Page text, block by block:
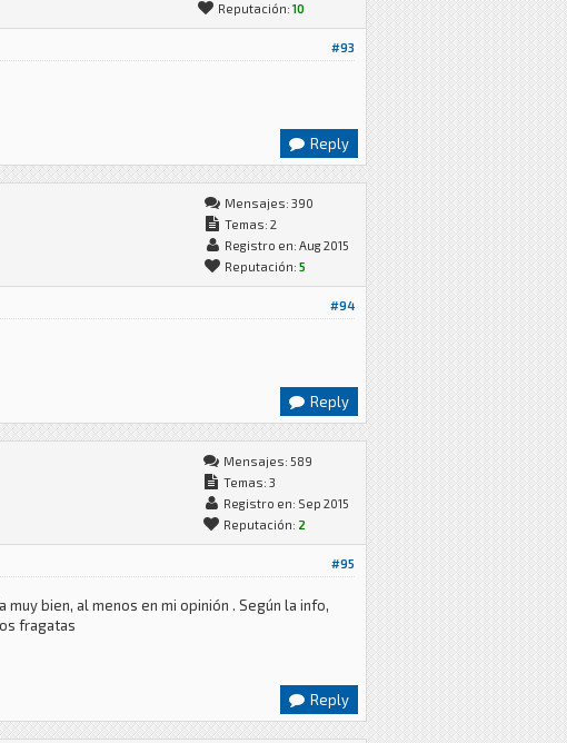
Reputación: 10
#93
Reply
Mensajes: 390
Temas: 2
Registro en: Aug 2015
Reputación: 5
#94
Reply
Mensajes: 589
Temas: 3
Registro en: Sep 2015
Reputación: 2
#95
bien, al menos en mi opinión . Según la info,
fragatas
Reply